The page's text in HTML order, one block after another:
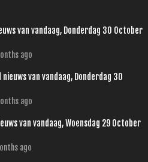
van vandaag, Donderdag 30 October
ago
nieuws van vandaag, Donderdag 30
ago
van vandaag, Woensdag 29 October
ago